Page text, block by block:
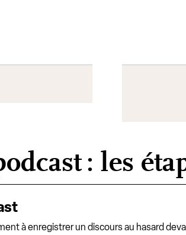
: les
à enregistrer un discours au hasard